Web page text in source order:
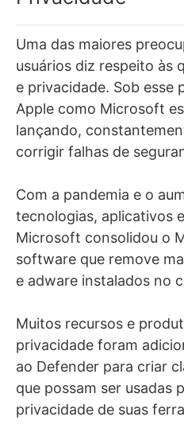
Uma das maiores
usuários diz respeito às
e privacidade. Sob esse
Apple como Microsoft
lançando,
corrigir falhas de
Com a pandemia e o
tecnologias, aplicativos
Microsoft consolidou o
software que remove
e adware instalados no
Muitos recursos e
privacidade foram
ao Defender para criar
que possam ser usadas
privacidade de suas